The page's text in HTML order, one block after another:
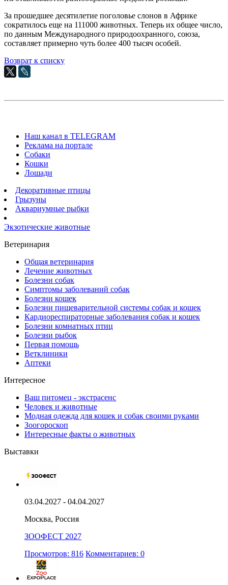
За прошедшее десятилетие поголовье слонов в Африке
сократилось еще на 111000 животных. Теперь их общее число,
по данным Международного природоохранного, союза,
составляет примерно чуть более 400 тысяч особей.
Возврат к списку
Наш канал в TELEGRAM
Реклама на портале
Собаки
Кошки
Лошади
Декоративные птицы
Грызуны
Аквариумные рыбки
Экзотические животные
Ветеринария
Общая ветеринария
Лечение животных
Болезни собак
Симптомы заболеваний собак
Болезни кошек
Болезни пищеварительной системы собак и кошек
Кардиореспираторные заболевания собак и кошек
Болезни комнатных птиц
Болезни рыбок
Первая помощь
Ветклиники
Аптеки
Интересное
Ваш питомец - экстрасенс
Человек и животные
Модная одежда для кошек и собак своими руками
Зоогороскоп
Интересные факты о животных
Выставки
03.04.2027 - 04.04.2027
Москва, Россия
ЗООФЕСТ 2027
Просмотров: 816 Комментариев: 0